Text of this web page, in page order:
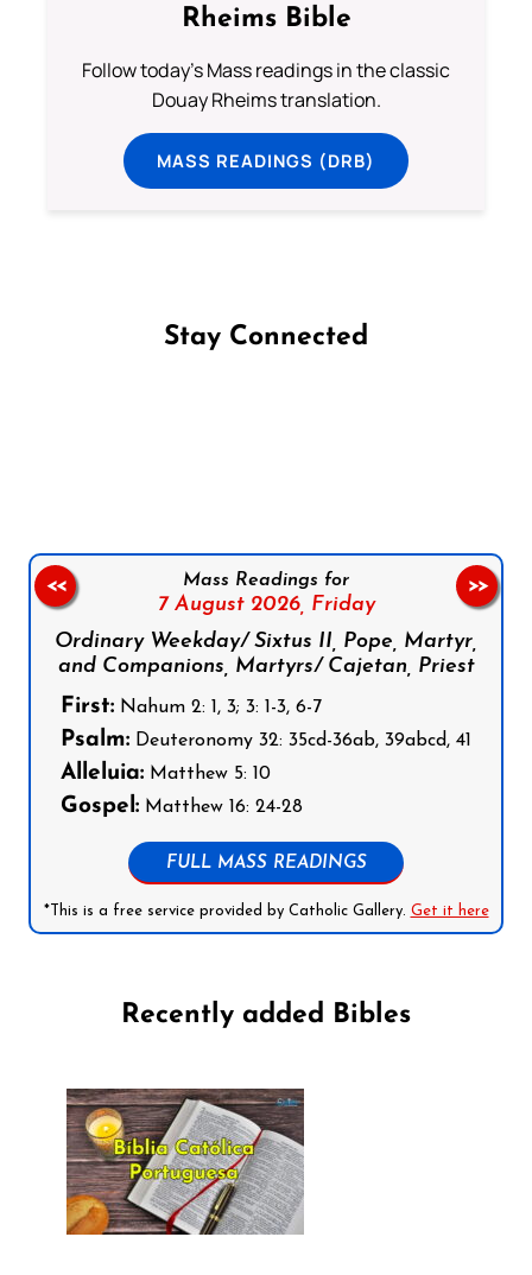
Rheims Bible
Follow today's Mass readings in the classic
Douay Rheims translation.
MASS READINGS (DRB)
Stay Connected
Mass Readings for
7 August 2026, Friday
Ordinary Weekday/ Sixtus II, Pope, Martyr,
and Companions, Martyrs/ Cajetan, Priest
First: Nahum 2: 1, 3; 3: 1-3, 6-7
Psalm: Deuteronomy 32: 35cd-36ab, 39abcd, 41
Alleluia: Matthew 5: 10
Gospel: Matthew 16: 24-28
FULL MASS READINGS
*This is a free service provided by Catholic Gallery. Get it here
<< >>
Recently added Bibles